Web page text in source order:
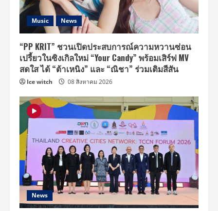
Music News
“PP KRIT” ชวนเปิดประสบการณ์ความหวานซ่อน
เปรี้ยวในซิงเกิลใหม่ “Your Candy” พร้อมเสิร์ฟ MV
สดใส ได้ “ต้าเหนิง” และ “ณิชา” ร่วมเติมสีสัน
Ice witch 08 สิงหาคม 2026
News